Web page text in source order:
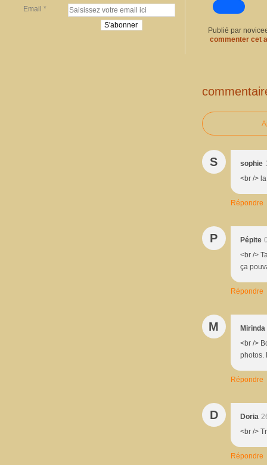
Email
Publié par
commenter cet
S sophie
<br />
Répondre
P Pépite
<br />
ça
Répondre
M
Mirinda
<br />
photos.
Répondre
D Doria
<br />
Répondre